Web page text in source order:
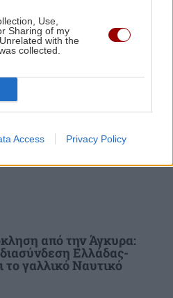
Use,
Sharing of my
with the
collected.
Access Privacy Policy
το Αρκαλοχώρι
του!
26 Οκτωβρίου - Πού
για πρώτη
από 2
από την Άγκυρα:
Ελλάδας-
το γαλλικό Ναυτικό